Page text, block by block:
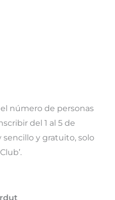
número de personas
del 1 al 5 de
sencillo y gratuito, solo